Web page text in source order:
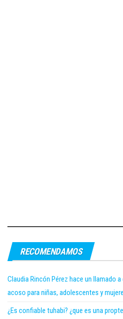
RECOMENDAMOS
Claudia Rincón Pérez hace un llamado
acoso para niñas, adolescentes y
¿Es confiable tuhabi? ¿que es una